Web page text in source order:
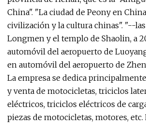
China". "La ciudad de Peony en
civilización y la cultura chinas". "--
Longmen y el templo de Shaolin, a
automóvil del aeropuerto de
en automóvil del aeropuerto de
La empresa se dedica
y venta de motocicletas, triciclos
eléctricos, triciclos eléctricos de
piezas de motocicletas, motores, etc.